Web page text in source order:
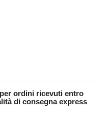
ordini ricevuti entro
di consegna express